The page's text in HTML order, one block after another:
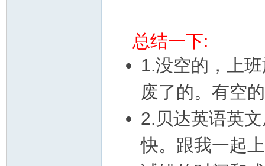
总结一下:
1.没空的，上
废了的。有空
2.贝达英语英
快。跟我一起